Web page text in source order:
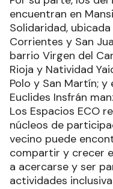
encuentran en
Solidaridad,
Corrientes y San
barrio Virgen del
Rioja y Natividad
Polo y San Martín;
Euclides Insfrán
Los Espacios ECO
núcleos de
vecino puede
compartir y crecer
a acercarse y ser
actividades